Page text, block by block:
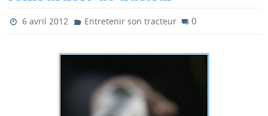
6 avril 2012 Entretenir son tracteur 0